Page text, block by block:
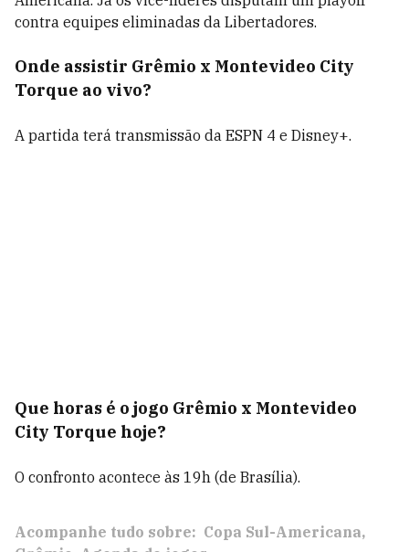
contra equipes eliminadas da Libertadores.
Onde assistir Grêmio x Montevideo City
Torque ao vivo?
A partida terá transmissão da ESPN 4 e Disney+.
Que horas é o jogo Grêmio x Montevideo
City Torque hoje?
O confronto acontece às 19h (de Brasília).
Acompanhe tudo sobre: Copa Sul-Americana